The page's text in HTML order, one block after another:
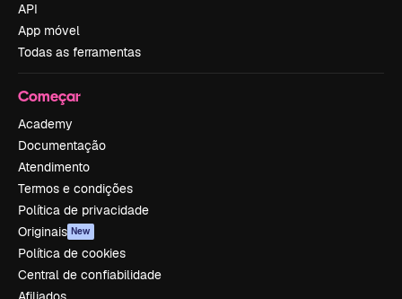
API
App móvel
Todas as ferramentas
Começar
Academy
Documentação
Atendimento
Termos e condições
Política de privacidade
Originais New
Política de cookies
Central de confiabilidade